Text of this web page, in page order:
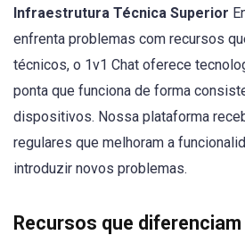
Infraestrutura Técnica Superior
enfrenta problemas com recursos
técnicos, o 1v1 Chat oferece
ponta que funciona de forma
dispositivos. Nossa plataforma
regulares que melhoram a
introduzir novos problemas.
Recursos que diferenciam